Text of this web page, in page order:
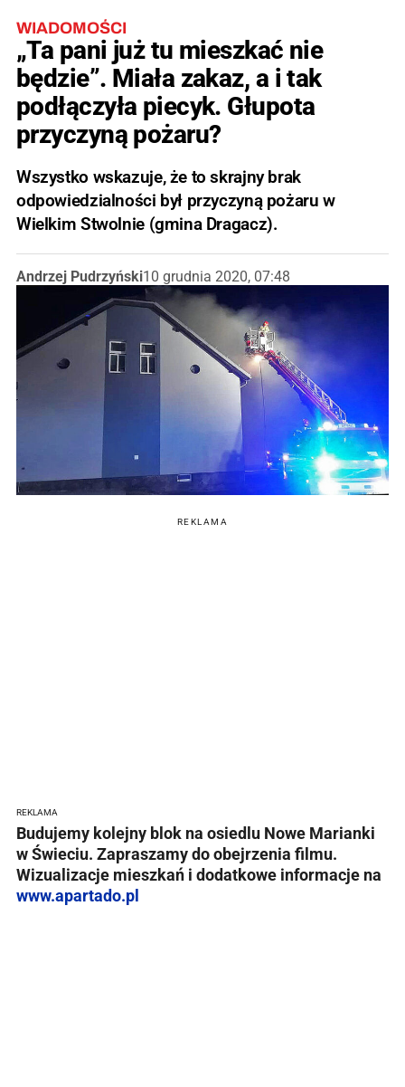
WIADOMOŚCI
„Ta pani już tu mieszkać nie
będzie”. Miała zakaz, a i tak
podłączyła piecyk. Głupota
przyczyną pożaru?
Wszystko wskazuje, że to skrajny brak
odpowiedzialności był przyczyną pożaru w
Wielkim Stwolnie (gmina Dragacz).
Andrzej Pudrzyński10 grudnia 2020, 07:48
REKLAMA
REKLAMA
Budujemy kolejny blok na osiedlu Nowe Marianki
w Świeciu. Zapraszamy do obejrzenia filmu.
Wizualizacje mieszkań i dodatkowe informacje na
www.apartado.pl